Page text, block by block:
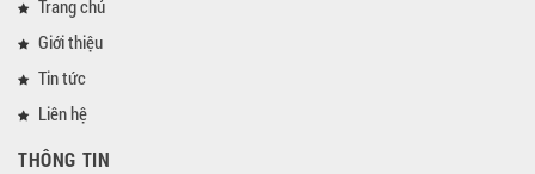
Trang chủ
Giới thiệu
Tin tức
Liên hệ
THÔNG TIN